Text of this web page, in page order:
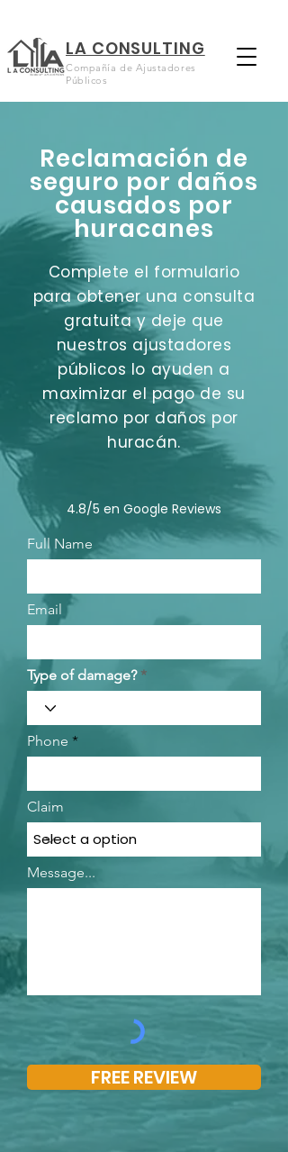
LA CONSULTING
Compañía de Ajustadores
Públicos
Reclamación de
seguro por daños
causados ​​por
huracanes
Complete el formulario
para obtener una consulta
gratuita y deje que
nuestros ajustadores
públicos lo ayuden a
maximizar el pago de su
reclamo por daños por
huracán.
4.8/5 en Google Reviews
Full Name
Email
Type of damage?
Phone
Claim
Message...
FREE REVIEW